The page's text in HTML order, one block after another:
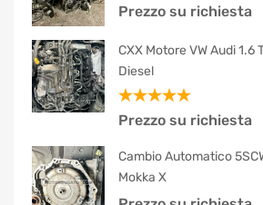
Prezzo su richiesta
CXX Motore VW Audi 1.6
Diesel
Valutato
Prezzo su richiesta
Cambio Automatico
Mokka X